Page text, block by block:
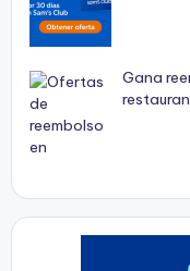
Gana